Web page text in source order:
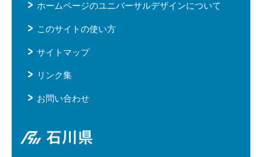
ホームページのユニバーサルデザインについて
このサイトの使い方
サイトマップ
リンク集
お問い合わせ
石川県